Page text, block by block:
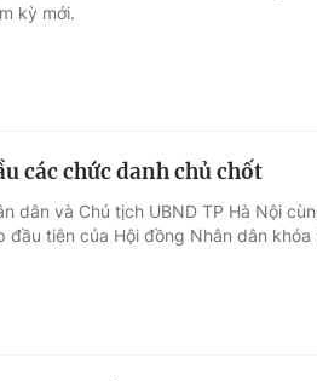
kỳ mới.
các chức danh chủ chốt
dân và Chủ tịch UBND TP Hà Nội
tiên của Hội đồng Nhân dân khóa